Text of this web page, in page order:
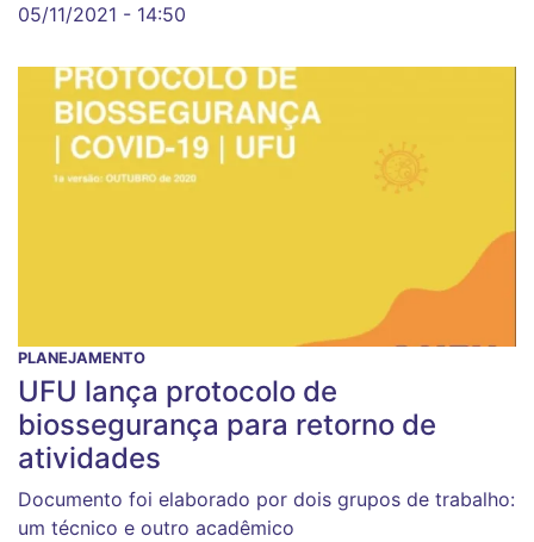
05/11/2021 - 14:50
PLANEJAMENTO
UFU lança protocolo de
biossegurança para retorno de
atividades
Documento foi elaborado por dois grupos de trabalho:
um técnico e outro acadêmico